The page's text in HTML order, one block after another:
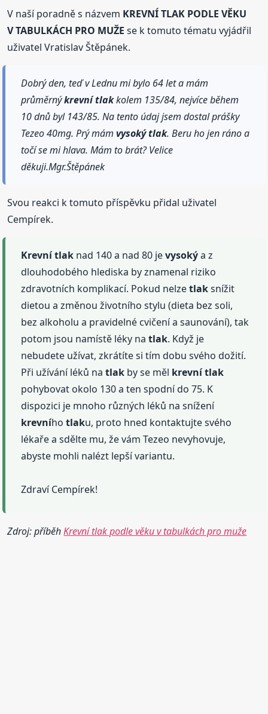
V naší poradně s názvem KREVNÍ TLAK PODLE VĚKU
V TABULKÁCH PRO MUŽE se k tomuto tématu vyjádřil
uživatel Vratislav Štěpánek.
Dobrý den, teď v Lednu mi bylo 64 let a mám
průměrnýkrevnítlakkolem 135/84, nejvíce během
10 dnů byl 143/85. Na tento údaj jsem dostal prášky
Tezeo 40mg. Prý mámvysokýtlak. Beru ho jen ráno a
točí se mi hlava. Mám to brát? Velice
děkuji.Mgr.Štěpánek
Svou reakci k tomuto příspěvku přidal uživatel
Cempírek.
Krevnítlak nad 140 a nad 80 jevysokýa z
dlouhodobého hlediska by znamenal riziko
zdravotních komplikací. Pokud nelzetlaksnížit
dietou a změnou životního stylu (dieta bez soli,
bez alkoholu a pravidelné cvičení a saunování), tak
potom jsou namístě léky natlak. Když je
nebudete užívat, zkrátíte si tím dobu svého dožití.
Při užívání léků natlak by se měl krevnítlak
pohybovat okolo 130 a ten spodní do 75. K
dispozici je mnoho různých léků na snížení
krevníhotlaku, proto hned kontaktujte svého
lékaře a sdělte mu, že vám Tezeo nevyhovuje,
abyste mohli nalézt lepší variantu.
Zdraví Cempírek!
Zdroj: příběhKrevní tlak podle věku v tabulkách pro muže